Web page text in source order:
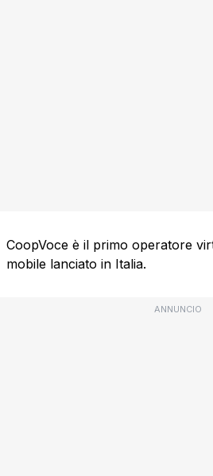
CoopVoce è il primo operatore
mobile lanciato in Italia.
ANNUNCIO